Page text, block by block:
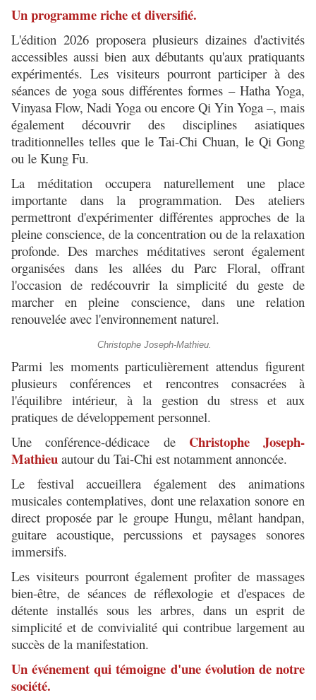
Un programme riche et diversifié.
L'édition 2026 proposera plusieurs dizaines d'activités
accessibles aussi bien aux débutants qu'aux pratiquants
expérimentés. Les visiteurs pourront participer à des
séances de yoga sous différentes formes – Hatha Yoga,
Vinyasa Flow, Nadi Yoga ou encore Qi Yin Yoga –, mais
également découvrir des disciplines asiatiques
traditionnelles telles que le Tai-Chi Chuan, le Qi Gong
ou le Kung Fu.
La méditation occupera naturellement une place
importante dans la programmation. Des ateliers
permettront d'expérimenter différentes approches de la
pleine conscience, de la concentration ou de la relaxation
profonde. Des marches méditatives seront également
organisées dans les allées du Parc Floral, offrant
l'occasion de redécouvrir la simplicité du geste de
marcher en pleine conscience, dans une relation
renouvelée avec l'environnement naturel.
Christophe Joseph-Mathieu.
Parmi les moments particulièrement attendus figurent
plusieurs conférences et rencontres consacrées à
l'équilibre intérieur, à la gestion du stress et aux
pratiques de développement personnel.
Une conférence-dédicace de Christophe Joseph-
Mathieu autour du Tai-Chi est notamment annoncée.
Le festival accueillera également des animations
musicales contemplatives, dont une relaxation sonore en
direct proposée par le groupe Hungu, mêlant handpan,
guitare acoustique, percussions et paysages sonores
immersifs.
Les visiteurs pourront également profiter de massages
bien-être, de séances de réflexologie et d'espaces de
détente installés sous les arbres, dans un esprit de
simplicité et de convivialité qui contribue largement au
succès de la manifestation.
Un événement qui témoigne d'une évolution de notre
société.